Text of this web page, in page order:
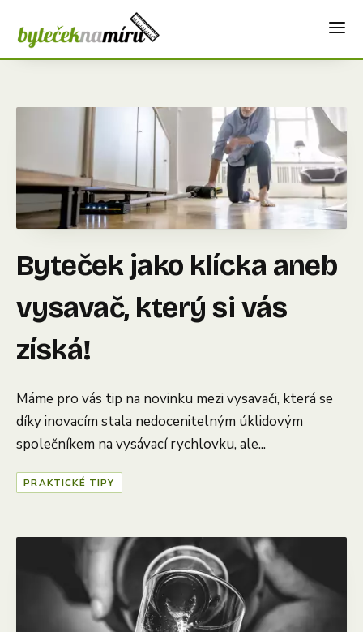
Byteček jako klícka aneb
vysavač, který si vás
získá!
Máme pro vás tip na novinku mezi vysavači, která se
díky inovacím stala nedocenitelným úklidovým
společníkem na vysávací rychlovku, ale...
PRAKTICKÉ TIPY